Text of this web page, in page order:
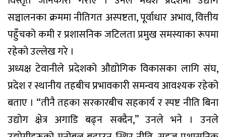
सञ्चालनका क्रममा नीतिगत अस्पष्टता, पूर्वाधार अभाव, वित्तीय
पहुँचको कमी र प्रशासनिक जटिलता प्रमुख समस्याका रूपमा
रहेको उल्लेख गरे ।
अध्यक्ष टेवानीले प्रदेशको औद्योगिक विकासका लागि संघ,
प्रदेश र स्थानीय तहबीच प्रभावकारी समन्वय आवश्यक रहेको
बताए । “तीनै तहका सरकारबीच सहकार्य र स्पष्ट नीति बिना
उद्योग क्षेत्र अगाडि बढ्न सक्दैन,” उनले भने । उनले